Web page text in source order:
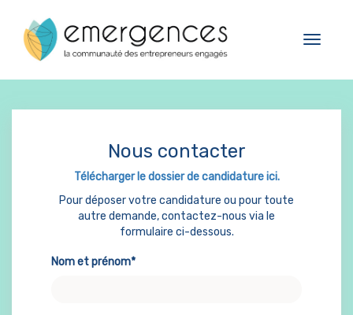
Toggle
1kubator
Nous contacter
Télécharger le dossier de candidature ici.
Pour déposer votre candidature ou pour toute
autre demande, contactez-nous via le
formulaire ci-dessous.
Nom et prénom*